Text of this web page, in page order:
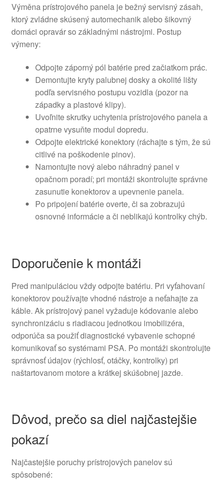
Výměna prístrojového panela je bežný servisný zásah,
ktorý zvládne skúsený automechanik alebo šikovný
domáci opravár so základnými nástrojmi. Postup
výmeny:
Odpojte záporný pól batérie pred začiatkom prác.
Demontujte kryty palubnej dosky a okolité lišty
podľa servisného postupu vozidla (pozor na
západky a plastové klipy).
Uvoľnite skrutky uchytenia prístrojového panela a
opatrne vysuňte modul dopredu.
Odpojte elektrické konektory (ráchajte s tým, že sú
citlivé na poškodenie pinov).
Namontujte nový alebo náhradný panel v
opačnom poradí; pri montáži skontrolujte správne
zasunutie konektorov a upevnenie panela.
Po pripojení batérie overte, či sa zobrazujú
osnovné informácie a či neblikajú kontrolky chýb.
Doporučenie k montáži
Pred manipuláciou vždy odpojte batériu. Pri vyťahovaní
konektorov používajte vhodné nástroje a neťahajte za
káble. Ak prístrojový panel vyžaduje kódovanie alebo
synchronizáciu s riadiacou jednotkou imobilizéra,
odporúča sa použiť diagnostické vybavenie schopné
komunikovať so systémami PSA. Po montáži skontrolujte
správnosť údajov (rýchlosť, otáčky, kontrolky) pri
naštartovanom motore a krátkej skúšobnej jazde.
Dôvod, prečo sa diel najčastejšie
pokazí
Najčastejšie poruchy prístrojových panelov sú
spôsobené: